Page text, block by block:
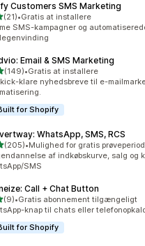
Customers SMS Marketing
af 5 stjerner
(21) i alt
•Gratis at installere
SMS-kampagner og
Email & SMS Marketing
af 5 stjerner
(149) i alt
•Gratis at installere
klare nyhedsbreve til e-
for Shopify
WhatsApp, SMS, RCS
af 5 stjerner
(205) i alt
•Mulighed for gratis
af indkøbskurve, salg og
SMS
Call + Chat Button
af 5 stjerner
(9) i alt
•Gratis abonnement tilgængeligt
knap til chats eller
for Shopify